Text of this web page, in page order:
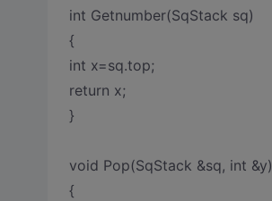
int Getnumber(SqStack sq)
{
int x=sq.top;
return x;
}
void Pop(SqStack &sq, int &y)
{